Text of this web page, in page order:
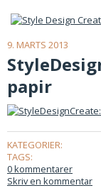
9. MARTS 2013
papir
KATEGORIER:
TAGS:
0 kommentarer
Skriv en kommentar